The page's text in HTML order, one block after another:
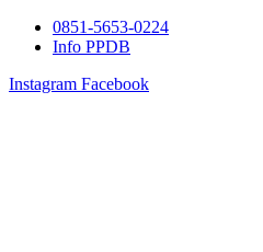
0851-5653-0224
Info PPDB
Instagram Facebook